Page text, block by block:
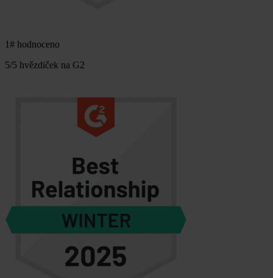
1# hodnoceno
5/5 hvězdiček na G2